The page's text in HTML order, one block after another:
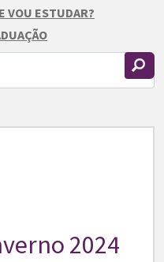
VOU ESTUDAR?
2024